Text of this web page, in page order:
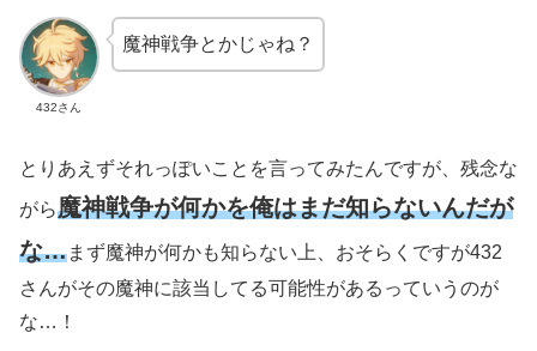
432さん
魔神戦争とかじゃね？
とりあえずそれっぽいことを言ってみたんですが、残念な
がら魔神戦争が何かを俺はまだ知らないんだが
な…まず魔神が何かも知らない上、おそらくですが432
さんがその魔神に該当してる可能性があるっていうのが
な…！